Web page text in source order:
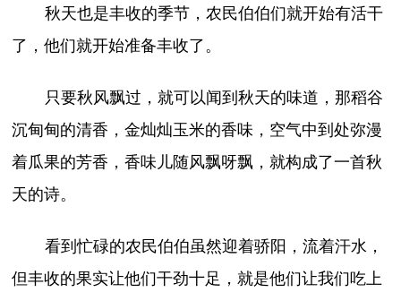
秋天也是丰收的季节，农民伯伯们就开始有活干
了，他们就开始准备丰收了。
只要秋风飘过，就可以闻到秋天的味道，那稻谷
沉甸甸的清香，金灿灿玉米的香味，空气中到处弥漫
着瓜果的芳香，香味儿随风飘呀飘，就构成了一首秋
天的诗。
看到忙碌的农民伯伯虽然迎着骄阳，流着汗水，
但丰收的果实让他们干劲十足，就是他们让我们吃上